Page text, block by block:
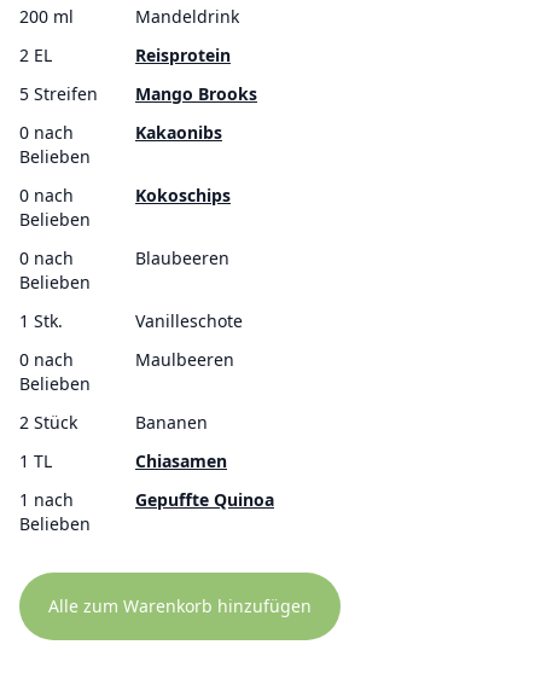
200 ml
Mandeldrink
2 EL
Reisprotein
5 Streifen
Mango Brooks
0 nach
Belieben
Kakaonibs
0 nach
Belieben
Kokoschips
0 nach
Belieben
Blaubeeren
1 Stk.
Vanilleschote
0 nach
Belieben
Maulbeeren
2 Stück
Bananen
1 TL
Chiasamen
1 nach
Belieben
Gepuffte Quinoa
Alle zum Warenkorb hinzufügen